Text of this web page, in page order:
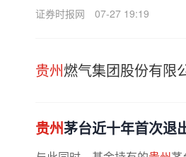
证券时报网
07-27 19:19
贵州燃气集团股份有限
贵州茅台近十年首次退